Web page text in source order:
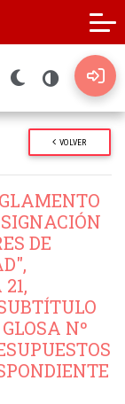
VOLVER
DE
Nº